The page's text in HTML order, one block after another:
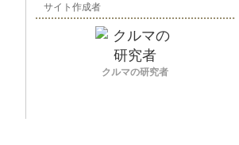
サイト作成者
クルマの研究者